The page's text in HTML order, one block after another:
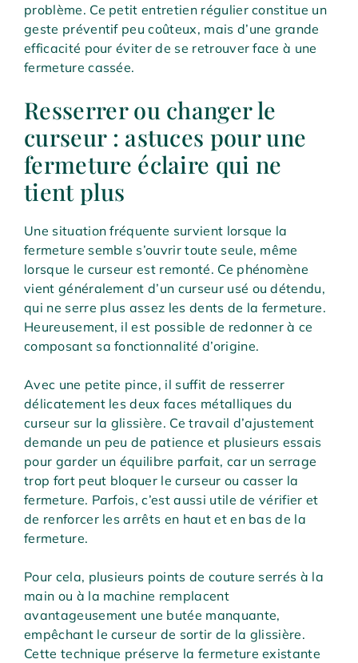
problème. Ce petit entretien régulier constitue un
geste préventif peu coûteux, mais d’une grande
efficacité pour éviter de se retrouver face à une
fermeture cassée.
Resserrer ou changer le
curseur : astuces pour une
fermeture éclaire qui ne
tient plus
Une situation fréquente survient lorsque la
fermeture semble s’ouvrir toute seule, même
lorsque le curseur est remonté. Ce phénomène
vient généralement d’un curseur usé ou détendu,
qui ne serre plus assez les dents de la fermeture.
Heureusement, il est possible de redonner à ce
composant sa fonctionnalité d’origine.
Avec une petite pince, il suffit de resserrer
délicatement les deux faces métalliques du
curseur sur la glissière. Ce travail d’ajustement
demande un peu de patience et plusieurs essais
pour garder un équilibre parfait, car un serrage
trop fort peut bloquer le curseur ou casser la
fermeture. Parfois, c’est aussi utile de vérifier et
de renforcer les arrêts en haut et en bas de la
fermeture.
Pour cela, plusieurs points de couture serrés à la
main ou à la machine remplacent
avantageusement une butée manquante,
empêchant le curseur de sortir de la glissière.
Cette technique préserve la fermeture existante